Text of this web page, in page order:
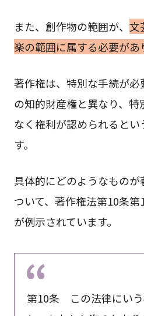
また、創作物の範囲が、 文
楽の範囲に属する必要があ
著作権は、特別な手続が
の知的財産権と異なり、特
なく権利が認められるとい
す。
具体的にどのようなもの
ついて、著作権法第10条
が例示されています。
第10条 この法律にいう